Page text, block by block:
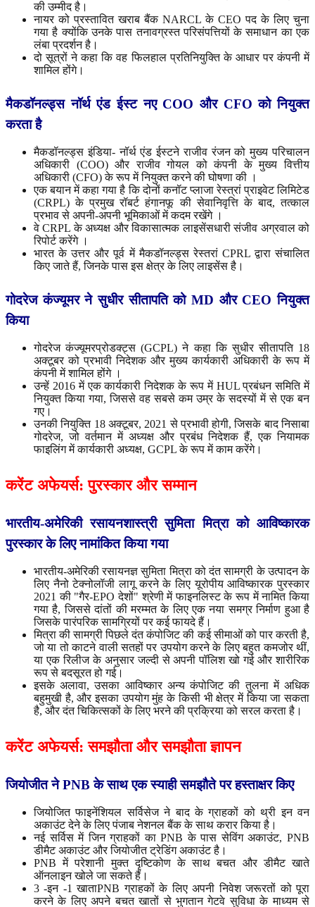
की उम्मीद है।
नायर को प्रस्तावित खराब बैंक NARCL के CEO पद के लिए चुना
गया है क्योंकि उनके पास तनावग्रस्त परिसंपत्तियों के समाधान का एक
लंबा प्रदर्शन है।
दो सूत्रों ने कहा कि वह फिलहाल प्रतिनियुक्ति के आधार पर कंपनी में
शामिल होंगे।
मैकडॉनल्ड्स नॉर्थ एंड ईस्ट नए COO और CFO को नियुक्त
करता है
मैकडॉनल्ड्स इंडिया- नॉर्थ एंड ईस्टने राजीव रंजन को मुख्य परिचालन
अधिकारी (COO) और राजीव गोयल को कंपनी के मुख्य वित्तीय
अधिकारी (CFO) के रूप में नियुक्त करने की घोषणा की ।
एक बयान में कहा गया है कि दोनों कनॉट प्लाजा रेस्त्रां प्राइवेट लिमिटेड
(CRPL) के प्रमुख रॉबर्ट हंगानफू की सेवानिवृत्ति के बाद, तत्काल
प्रभाव से अपनी-अपनी भूमिकाओं में कदम रखेंगे ।
वे CRPL के अध्यक्ष और विकासात्मक लाइसेंसधारी संजीव अग्रवाल को
रिपोर्ट करेंगे ।
भारत के उत्तर और पूर्व में मैकडॉनल्ड्स रेस्तरां CPRL द्वारा संचालित
किए जाते हैं, जिनके पास इस क्षेत्र के लिए लाइसेंस है।
गोदरेज कंज्यूमर ने सुधीर सीतापति को MD और CEO नियुक्त
किया
गोदरेज कंज्यूमरप्रोडक्ट्स (GCPL) ने कहा कि सुधीर सीतापति 18
अक्टूबर को प्रभावी निदेशक और मुख्य कार्यकारी अधिकारी के रूप में
कंपनी में शामिल होंगे ।
उन्हें 2016 में एक कार्यकारी निदेशक के रूप में HUL प्रबंधन समिति में
नियुक्त किया गया, जिससे वह सबसे कम उम्र के सदस्यों में से एक बन
गए।
उनकी नियुक्ति 18 अक्टूबर, 2021 से प्रभावी होगी, जिसके बाद निसाबा
गोदरेज, जो वर्तमान में अध्यक्ष और प्रबंध निदेशक हैं, एक नियामक
फाइलिंग में कार्यकारी अध्यक्ष, GCPL के रूप में काम करेंगे।
करेंट अफेयर्स: पुरस्कार और सम्मान
भारतीय-अमेरिकी रसायनशास्त्री सुमिता मित्रा को आविष्कारक
पुरस्कार के लिए नामांकित किया गया
भारतीय-अमेरिकी रसायनज्ञ सुमिता मित्रा को दंत सामग्री के उत्पादन के
लिए नैनो टेक्नोलॉजी लागू करने के लिए यूरोपीय आविष्कारक पुरस्कार
2021 की "गैर-EPO देशों" श्रेणी में फाइनलिस्ट के रूप में नामित किया
गया है, जिससे दांतों की मरम्मत के लिए एक नया समग्र निर्माण हुआ है
जिसके पारंपरिक सामग्रियों पर कई फायदे हैं।
मित्रा की सामग्री पिछले दंत कंपोजिट की कई सीमाओं को पार करती है,
जो या तो काटने वाली सतहों पर उपयोग करने के लिए बहुत कमजोर थीं,
या एक रिलीज के अनुसार जल्दी से अपनी पॉलिश खो गई और शारीरिक
रूप से बदसूरत हो गई।
इसके अलावा, उसका आविष्कार अन्य कंपोजिट की तुलना में अधिक
बहुमुखी है, और इसका उपयोग मुंह के किसी भी क्षेत्र में किया जा सकता
है, और दंत चिकित्सकों के लिए भरने की प्रक्रिया को सरल करता है।
करेंट अफेयर्स: समझौता और समझौता ज्ञापन
जियोजीत ने PNB के साथ एक स्याही समझौते पर हस्ताक्षर किए
जियोजित फाइनेंशियल सर्विसेज ने बाद के ग्राहकों को थ्री इन वन
अकाउंट देने के लिए पंजाब नेशनल बैंक के साथ करार किया है।
नई सर्विस में जिन ग्राहकों का PNB के पास सेविंग अकाउंट, PNB
डीमैट अकाउंट और जियोजीत ट्रेडिंग अकाउंट है।
PNB में परेशानी मुक्त दृष्टिकोण के साथ बचत और डीमैट खाते
ऑनलाइन खोले जा सकते हैं।
3 -इन -1 खाताPNB ग्राहकों के लिए अपनी निवेश जरूरतों को पूरा
करने के लिए अपने बचत खातों से भुगतान गेटवे सुविधा के माध्यम से